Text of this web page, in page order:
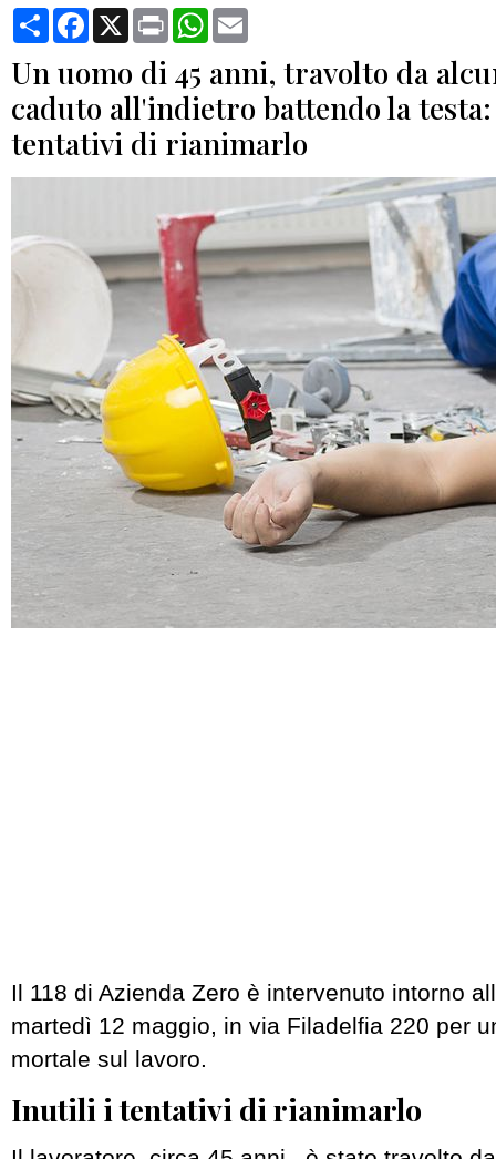
CondividiFacebook
X Print WhatsApp
Un uomo di 45 anni, travolto da
caduto all'indietro battendo la
tentativi di rianimarlo
Il 118 di Azienda Zero è intervenuto intorno
martedì 12 maggio, in via Filadelfia 220 per
mortale sul lavoro.
Inutili i tentativi di rianimarlo